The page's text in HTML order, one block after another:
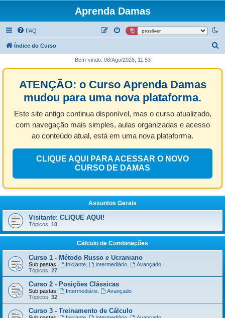
Aprenda Damas
FAQ
Índice do Curso
s
Bem-vindo: 08/Ago/2026, 11:53
ATENÇÃO: o Curso Aprenda Damas
mudou para uma nova plataforma.
Este site antigo continua disponível, mas o curso atualizado,
com navegação mais simples, aulas organizadas e acesso
ao conteúdo atual, está em uma nova plataforma.
CLIQUE AQUI PARA ACESSAR O NOVO
CURSO DE DAMAS
Assuntos Gerais
Visitante: CLIQUE AQUI!
Tópicos: 10
Cálculo de Combinações
Curso 1 - Método Russo e Ucraniano
Sub pastas: Iniciante, Intermediário,
Avançado
Tópicos: 27
Curso 2 - Posições Clássicas
Sub pastas: Intermediário,
Avançado
Tópicos: 32
Curso 3 - Treinamento de Cálculo